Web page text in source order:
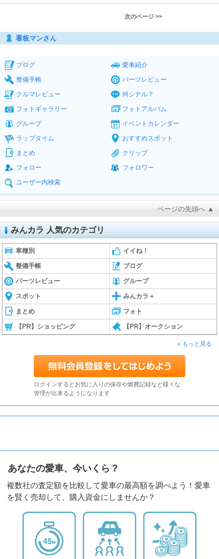
次のページ >>
看板マンさん
ブログ
愛車紹介
整備手帳
パーツレビュー
クルマレビュー
何シテル？
フォトギャラリー
フォトアルバム
グループ
イベントカレンダー
ラップタイム
おすすめスポット
まとめ
クリップ
フォロー
フォロワー
ユーザー内検索
ページの先頭へ ▲
みんカラ 人気のカテゴリ
車種別 イイね！
整備手帳 ブログ
パーツレビュー グループ
スポット みんカラ＋
まとめ フォト
【PR】ショッピング 【PR】オークション
もっと見る
ログインするとお気に入りの保存や燃費記録など様々な
管理が出来るようになります
あなたの愛車、今いくら？
複数社の査定額を比較して愛車の最高額を調べよう！愛車
を賢く売却して、購入資金にしませんか？